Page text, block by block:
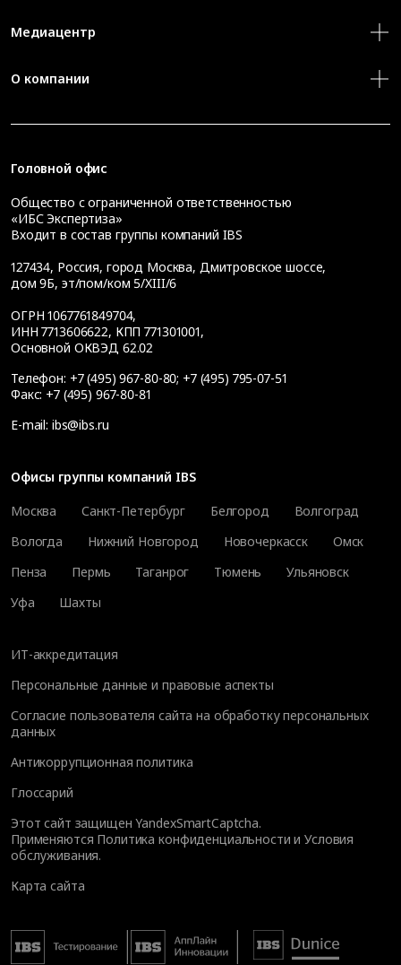
Медиацентр
О компании
Головной офис
Общество с ограниченной ответственностью
«ИБС Экспертиза»
Входит в состав группы компаний IBS
127434, Россия, город Москва, Дмитровское шоссе,
дом 9Б, эт/пом/ком 5/XIII/6
ОГРН 1067761849704,
ИНН 7713606622, КПП 771301001,
Основной ОКВЭД 62.02
Телефон: +7 (495) 967-80-80; +7 (495) 795-07-51
Факс: +7 (495) 967-80-81
E-mail: ibs@ibs.ru
Офисы группы компаний IBS
Москва
Санкт-Петербург Белгород
Волгоград
Вологда
Нижний Новгород Новочеркасск
Омск
Пенза
Пермь Таганрог Тюмень
Ульяновск
Уфа
Шахты
ИТ-аккредитация
Персональные данные и правовые аспекты
Согласие пользователя сайта на обработку персональных
данных
Антикоррупционная политика
Глоссарий
Этот сайт защищен YandexSmartCaptcha.
Применяются Политика конфиденциальности иУсловия
обслуживания.
Карта сайта